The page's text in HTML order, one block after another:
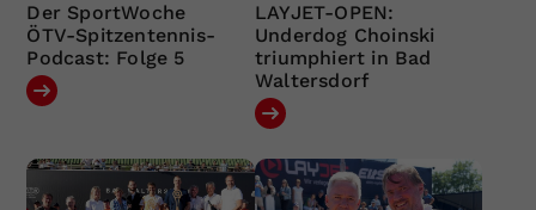
Der SportWoche
ÖTV-Spitzentennis-
Podcast: Folge 5
LAYJET-OPEN:
Underdog Choinski
triumphiert in Bad
Waltersdorf